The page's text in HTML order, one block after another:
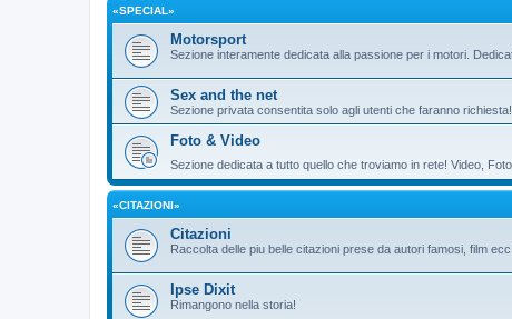
«SPECIAL»
Motorsport
Sezione interamente dedicata alla passione per i motori.
Sex and the net
Sezione privata consentita solo agli utenti che faranno richiesta!
Foto & Video
Sezione dedicata a tutto quello che troviamo in rete! Video,
«CITAZIONI»
Citazioni
Raccolta delle piu belle citazioni prese da autori famosi, film ecc
Ipse Dixit
Rimangono nella storia!